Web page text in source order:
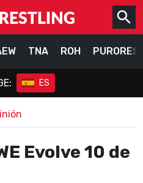
TNA ROH
ES
Evolve 10 de